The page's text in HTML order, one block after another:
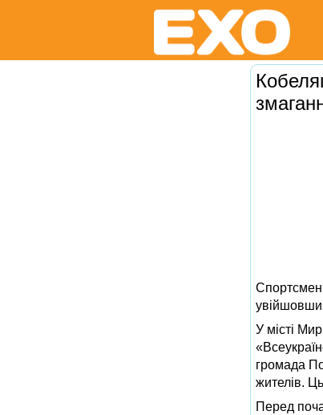
увійшовши
У місті
громада
жителів.
Перед